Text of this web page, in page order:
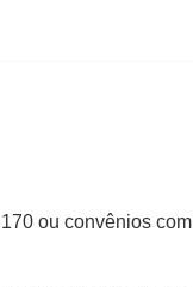
ou convênios com